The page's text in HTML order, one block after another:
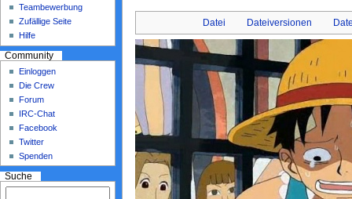
Datei Dateiversionen
Teambewerbung
Zufällige Seite
Hilfe
Community
Einloggen
Die Crew
Forum
IRC-Chat
Facebook
Twitter
Spenden
Suche